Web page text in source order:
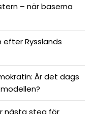
– när baserna
Rysslands
Är det dags